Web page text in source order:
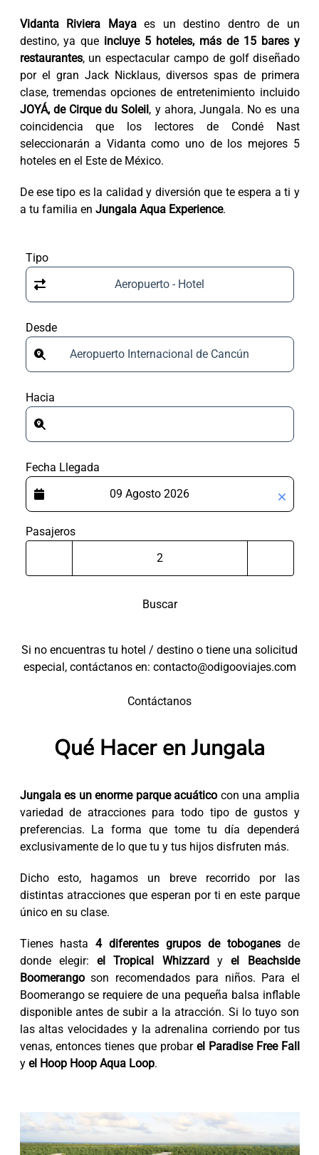
Vidanta Riviera Mayaes un destino dentro de un
destino, ya que incluye 5 hoteles, más de 15 bares y
restaurantes, un espectacular campo de golf diseñado
por el gran Jack Nicklaus, diversos spas de primera
clase, tremendas opciones de entretenimiento incluido
JOYÁ, de Cirque du Soleil, y ahora, Jungala. No es una
coincidencia que los lectores de Condé Nast
seleccionarán a Vidanta como uno de los mejores 5
hoteles en el Este de México.
De ese tipo es la calidad y diversión que te espera a ti y
a tu familia en Jungala Aqua Experience.
Tipo
Aeropuerto - Hotel
Desde
Aeropuerto Internacional de Cancún
Hacia
Fecha Llegada
Pasajeros
Buscar
Si no encuentras tu hotel / destino o tiene una solicitud
especial, contáctanos en: contacto@odigooviajes.com
Contáctanos
Qué Hacer en Jungala
Jungala es un enorme parque acuático con una amplia
variedad de atracciones para todo tipo de gustos y
preferencias. La forma que tome tu día dependerá
exclusivamente de lo que tu y tus hijos disfruten más.
Dicho esto, hagamos un breve recorrido por las
distintas atracciones que esperan por ti en este parque
único en su clase.
Tienes hasta4 diferentes grupos de toboganesde
donde elegir:el Tropical Whizzardyel Beachside
Boomerangoson recomendados para niños. Para el
Boomerango se requiere de una pequeña balsa inflable
disponible antes de subir a la atracción. Si lo tuyo son
las altas velocidades y la adrenalina corriendo por tus
venas, entonces tienes que probar el Paradise Free Fall
y el Hoop Hoop Aqua Loop.